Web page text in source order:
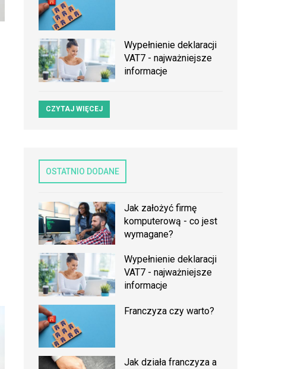
Wypełnienie deklaracji
VAT7 - najważniejsze
informacje
CZYTAJ WIĘCEJ
OSTATNIO DODANE
Jak założyć firmę
komputerową - co jest
wymagane?
Wypełnienie deklaracji
VAT7 - najważniejsze
informacje
Franczyza czy warto?
Jak działa franczyza a